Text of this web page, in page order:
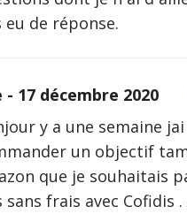
eu de réponse.
- 17 décembre 2020
y a une semaine
un objectif
que je souhaitais
sans frais avec Cofidis .